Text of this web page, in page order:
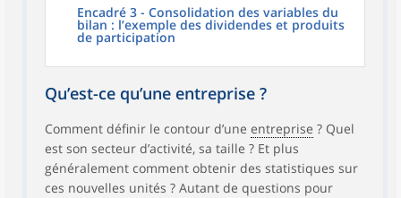
Encadré 3 - Consolidation des variables du
bilan : l’exemple des dividendes et produits
de participation
Qu’est-ce qu’une entreprise ?
Comment définir le contour d’une entreprise ? Quel
est son secteur d’activité, sa taille ? Et plus
généralement comment obtenir des statistiques sur
ces nouvelles unités ? Autant de questions pour